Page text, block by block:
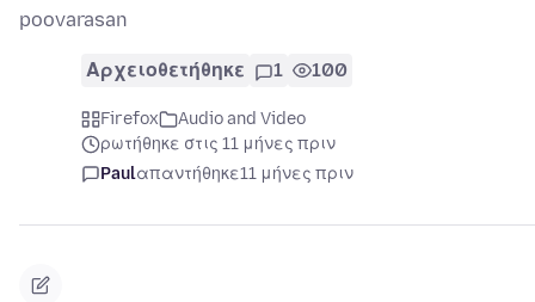
poovarasan
Αρχειοθετήθηκε 1 100
Firefox
Audio and Video
ρωτήθηκε στις 11 μήνες πριν
Paulαπαντήθηκε11 μήνες πριν